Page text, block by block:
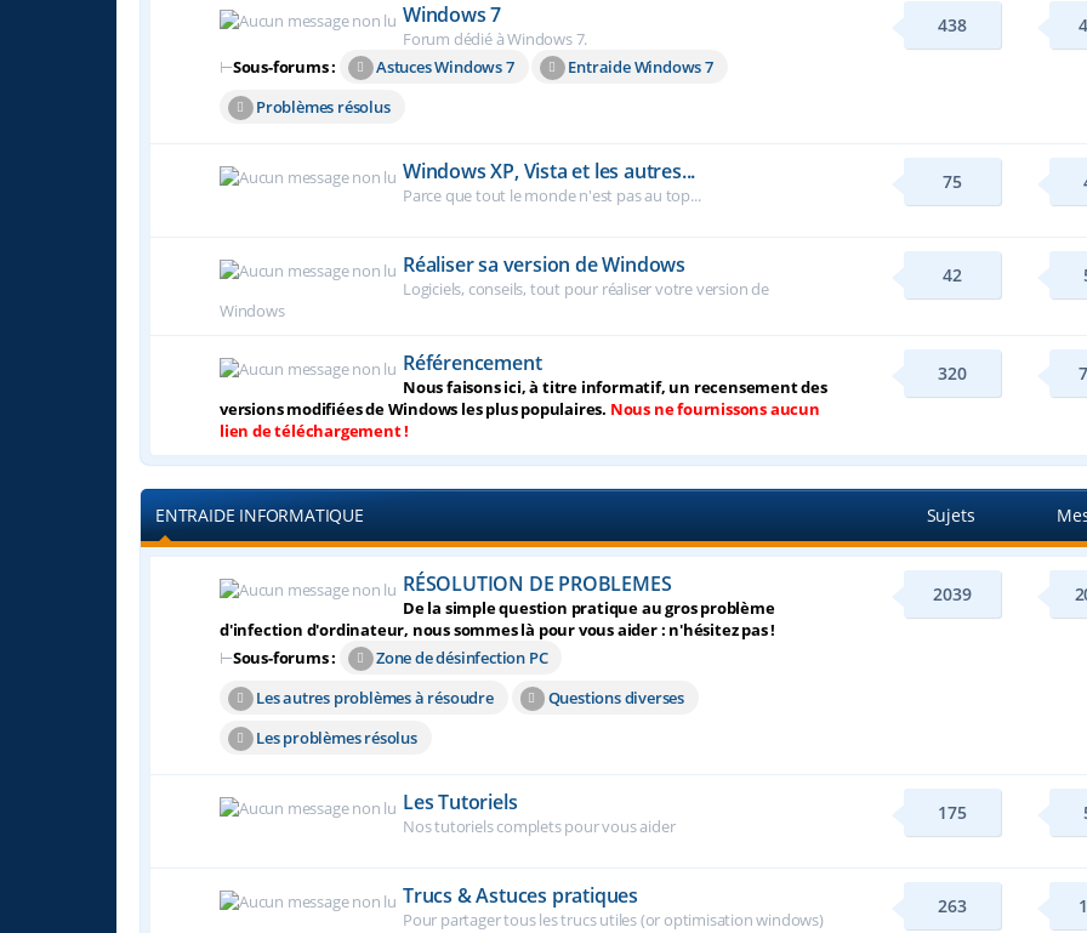
Windows 7
Forum dédié à Windows 7.
⊢Sous-forums : Astuces Windows 7
Entraide Windows 7
Problèmes résolus
438
Windows XP, Vista et les autres...
Parce que tout le monde n'est pas au top...
75
Réaliser sa version de Windows
Logiciels, conseils, tout pour réaliser votre version de
Windows
42
Référencement
Nous faisons ici, à titre informatif, un recensement des
versions modifiées de Windows les plus populaires. Nous ne fournissons aucun
lien de téléchargement !
320
ENTRAIDE INFORMATIQUE Sujets
RÉSOLUTION DE PROBLEMES
De la simple question pratique au gros problème
d'infection d'ordinateur, nous sommes là pour vous aider : n'hésitez pas !
⊢Sous-forums :
Zone de désinfection PC
Les autres problèmes à résoudre
Questions diverses
Les problèmes résolus
2039
Les Tutoriels
Nos tutoriels complets pour vous aider
175
Trucs & Astuces pratiques
Pour partager tous les trucs utiles (or optimisation windows)
263